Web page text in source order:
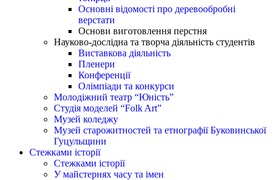
Основні відомості про деревообробні
верстати
Основи виготовлення перстня
Науково-дослідна та творча діяльність студентів
Виставкова діяльність
Пленери
Конференції
Олімпіади та конкурси
Молодіжний театр “Юність”
Студія моделей “Folk Art”
Музей коледжу
Музей старожитностей та етнографії Буковинської
Гуцульщини
Стежками історії
Стежками історії
У майстернях часу та імен